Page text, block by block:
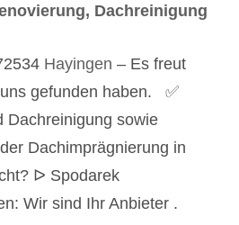
Dachreinigung
Hayingen – Es freut
gefunden haben. ✅
Dachreinigung sowie
Dachimprägnierung in
ᐅ Spodarek
Wir sind Ihr Anbieter .